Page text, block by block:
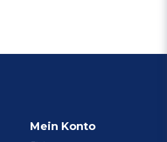
Mein Konto